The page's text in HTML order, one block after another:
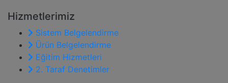
Hizmetlerimiz
Sistem Belgelendirme
Ürün Belgelendirme
Eğitim Hizmetleri
2. Taraf Denetimler